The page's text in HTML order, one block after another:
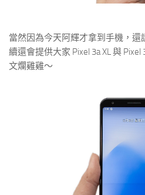
當然因為今天阿輝才拿到手機，還
續還會提供大家 Pixel 3a XL 與
文爛雞雞～